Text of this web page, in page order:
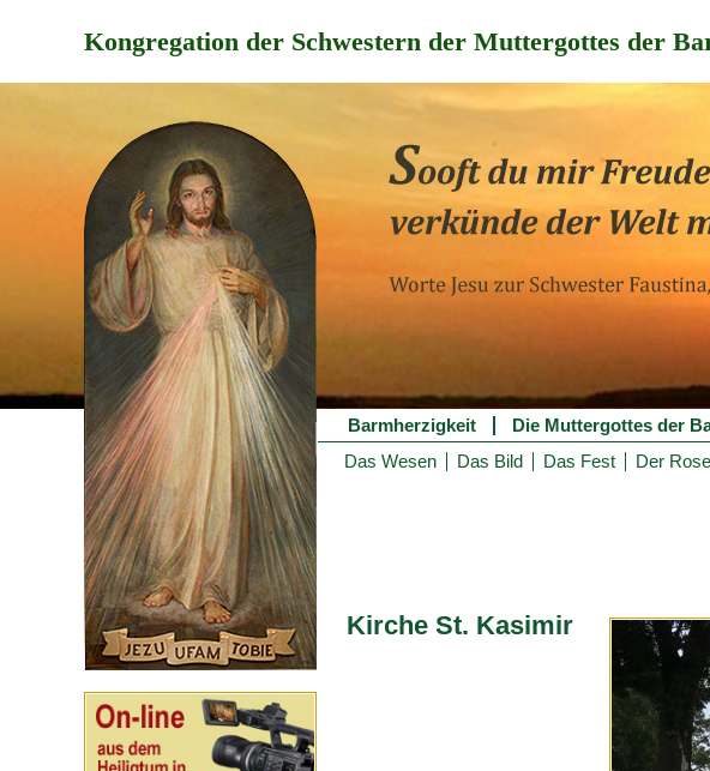
Kongregation der Schwestern der Muttergottes der
Barmherzigkeit Die Muttergottes der
Das Wesen
Das Bild Das Fest Der
Kirche St. Kasimir